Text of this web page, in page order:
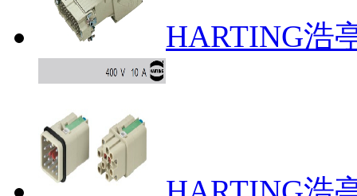
HARTING浩